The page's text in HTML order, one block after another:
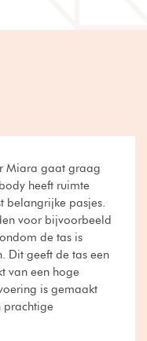
Miara gaat graag
heeft ruimte
belangrijke pasjes.
voor bijvoorbeeld
de tas is
Dit geeft de tas een
van een hoge
is gemaakt
prachtige